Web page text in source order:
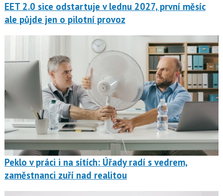
EET 2.0 sice odstartuje v lednu 2027, první měsíc
ale půjde jen o pilotní provoz
Peklo v práci i na sítích: Úřady radí s vedrem,
zaměstnanci zuří nad realitou